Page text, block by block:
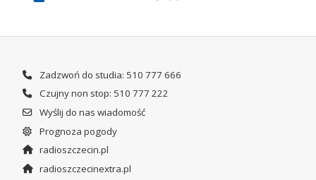
Zadzwoń do studia: 510 777 666
Czujny non stop: 510 777 222
Wyślij do nas wiadomość
Prognoza pogody
radioszczecin.pl
radioszczecinextra.pl